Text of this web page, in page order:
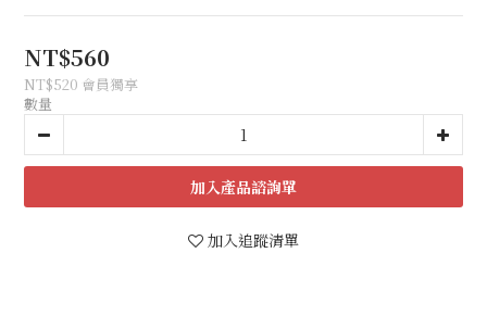
NT$560
NT$520 會員獨享
數量
加入追蹤清單